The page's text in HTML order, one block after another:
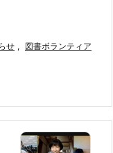
せ , 図書ボランティア